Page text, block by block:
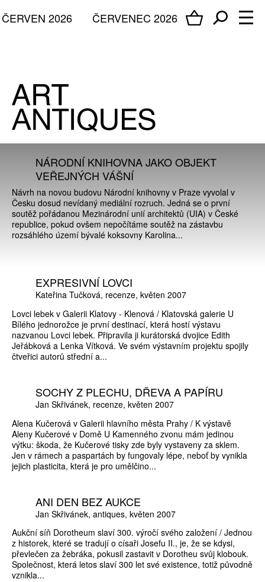
ČERVENEC 2026
ČERVEN 2026
NÁRODNÍ KNIHOVNA JAKO OBJEKT
VEŘEJNÝCH VÁŠNÍ
Návrh na novou budovu Národní knihovny v Praze vyvolal v
Česku dosud nevídaný mediální rozruch. Jedná se o první
soutěž pořádanou Mezinárodní unií architektů (UIA) v České
republice, pokud ovšem nepočítáme soutěž na zástavbu
rozsáhlého území bývalé koksovny Karolina...
EXPRESIVNÍ LOVCI
Kateřina Tučková recenze květen 2007
Lovci lebek v Galerii Klatovy - Klenová / Klatovská galerie U
Bílého jednorožce je první destinací, která hostí výstavu
nazvanou Lovci lebek. Připravila ji kurátorská dvojice Edith
Jeřábková a Lenka Vítková. Ve svém výstavním projektu spojily
čtveřici autorů střední a...
SOCHY Z PLECHU, DŘEVA A PAPÍRU
Jan Skřivánek recenze květen 2007
Alena Kučerová v Galerii hlavního města Prahy / K výstavě
Aleny Kučerové v Domě U Kamenného zvonu mám jedinou
výtku: škoda, že Kučerové tisky zde byly vystaveny za sklem.
Jen v rámech a paspartách by fungovaly lépe, neboť by vynikla
jejich plasticita, která je pro umělčino...
ANI DEN BEZ AUKCE
Jan Skřivánek antiques květen 2007
Aukční síň Dorotheum slaví 300. výročí svého založení / Jednou
z historek, které se tradují o císaři Josefu II., je, že se kdysi,
převlečen za žebráka, pokusil zastavit v Dorotheu svůj klobouk.
Společnost, která letos slaví 300 let své existence, totiž původně
vznikla...